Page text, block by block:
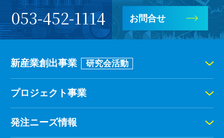
053-452-1114 お問合せ
新産業創出事業 研究会活動
プロジェクト事業
発注ニーズ情報